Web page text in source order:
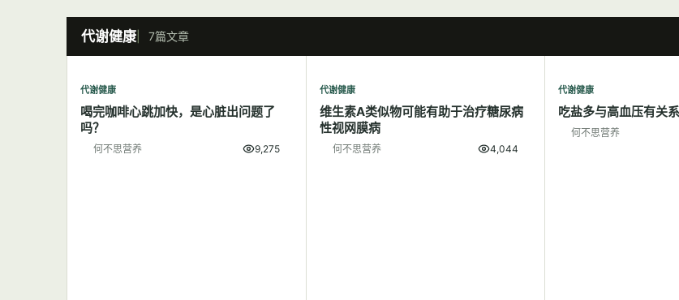
代谢健康 7篇文章
代谢健康
喝完咖啡心跳加快，是心脏出问题了
吗？
何不思营养 9,275
代谢健康
维生素A类似物可能有助于治疗糖尿病
性视网膜病
何不思营养 4,044
代谢健康
吃盐多与高血压有关系
何不思营养